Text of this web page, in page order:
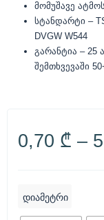
მომუშავე
სტანდარტი –
DVGW W544
გარანტია – 25
შემთხვევაში
0,70 ₾ –
დიამეტრი